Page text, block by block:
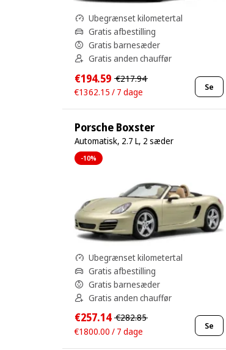
Ubegrænset kilometertal
Gratis afbestilling
Gratis barnesæder
Gratis anden chauffør
€194.59 €217.94
€1362.15 / 7 dage
Se
Porsche Boxster
Automatisk, 2.7 L, 2 sæder
-10%
Ubegrænset kilometertal
Gratis afbestilling
Gratis barnesæder
Gratis anden chauffør
€257.14 €282.85
€1800.00 / 7 dage
Se